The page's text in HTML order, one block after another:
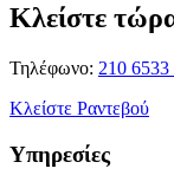
Κλείστε
Τηλέφωνο: 210 6533
Κλείστε Ραντεβού
Υπηρεσίες